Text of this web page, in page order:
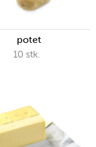
potet
10 stk.